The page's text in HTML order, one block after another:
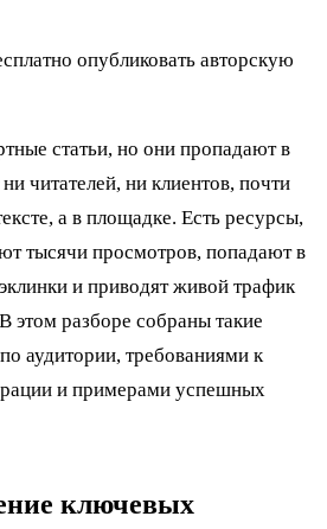
опубликовать авторскую
статьи, но они пропадают в
читателей, ни клиентов, почти
а в площадке. Есть ресурсы,
тысячи просмотров, попадают в
и приводят живой трафик
разборе собраны такие
аудитории, требованиями к
и примерами успешных
ключевых